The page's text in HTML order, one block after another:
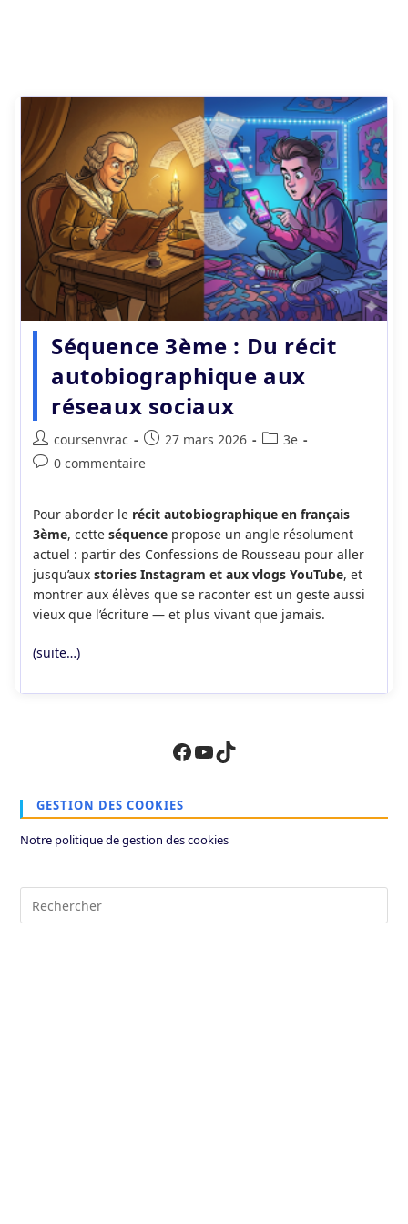
Séquence 3ème : Du récit
autobiographique aux
réseaux sociaux
Auteur/autrice
de
coursenvrac
Publication
publiée :
27 mars 2026
Post3e
Commentaires
publication :
0 commentaire
Pour aborder le récit autobiographique en français
3ème, cette séquencepropose un angle résolument
actuel : partir des Confessions de Rousseau pour aller
jusqu’aux stories Instagram et aux vlogs YouTube, et
montrer aux élèves que se raconter est un geste aussi
vieux que l’écriture — et plus vivant que jamais.
(suite…)
Facebook
YouTube
TikTok
GESTION DES COOKIES
Notre politique de gestion des cookies